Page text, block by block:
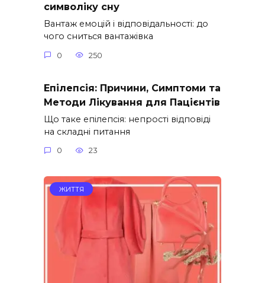
символіку сну
Вантаж емоцій і відповідальності: до
чого сниться вантажівка
0 250
Епілепсія: Причини, Симптоми та
Методи Лікування для Пацієнтів
Що таке епілепсія: непрості відповіді
на складні питання
0 23
ЖИТТЯ